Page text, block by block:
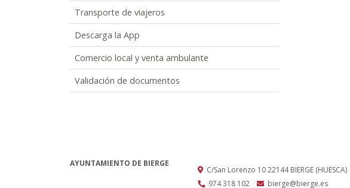
Transporte de viajeros
Descarga la App
Comercio local y venta ambulante
Validación de documentos
AYUNTAMIENTO DE BIERGE
C/San Lorenzo 1022144 BIERGE (HUESCA)
974 318 102
bierge@bierge.es